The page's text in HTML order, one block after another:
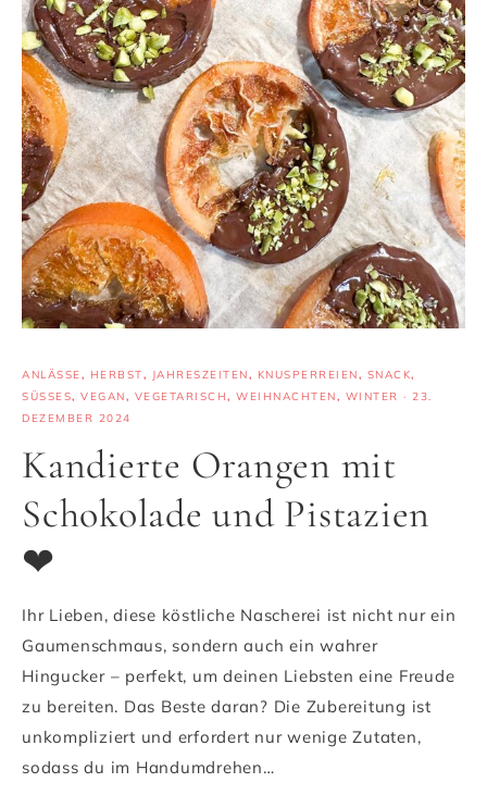
ANLÄSSE, HERBST, JAHRESZEITEN, KNUSPERREIEN, SNACK,
SÜSSES
, VEGAN, VEGETARISCH, WEIHNACHTEN, WINTER · 23.
DEZEMBER 2024
Kandierte Orangen mit
Schokolade und Pistazien
❤
Ihr Lieben, diese köstliche Nascherei ist nicht nur ein
Gaumenschmaus, sondern auch ein wahrer
Hingucker – perfekt, um deinen Liebsten eine Freude
zu bereiten. Das Beste daran? Die Zubereitung ist
unkompliziert und erfordert nur wenige Zutaten,
sodass du im Handumdrehen…